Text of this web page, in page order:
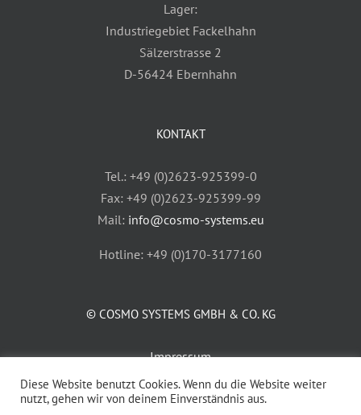
Lager:
Industriegebiet Fackelhahn
Sälzerstrasse 2
D-56424 Ebernhahn
KONTAKT
Tel.: +49 (0)2623-925399-0
Fax: +49 (0)2623-925399-99
Mail: info@cosmo-systems.eu
Hotline: +49 (0)170-3177160
© COSMO SYSTEMS GMBH & CO. KG
Impressum
AGB
Datenschutz
Diese Website benutzt Cookies. Wenn du die Website weiter
nutzt, gehen wir von deinem Einverständnis aus.